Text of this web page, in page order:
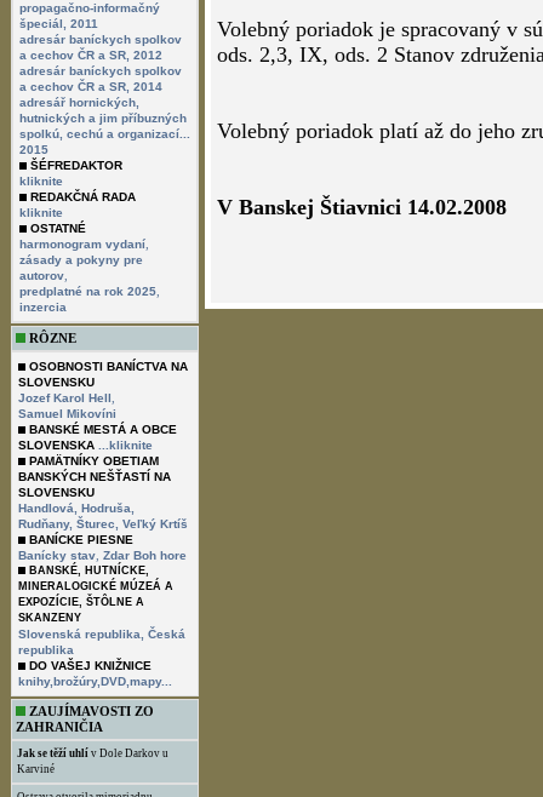
propagačno-informačný
špeciál, 2011
adresár baníckych spolkov
a cechov ČR a SR, 2012
adresár baníckych spolkov
a cechov ČR a SR, 2014
adresář hornických,
hutnických a jim příbuzných
spolkú, cechú a organizací...
2015
ŠÉFREDAKTOR
kliknite
REDAKČNÁ RADA
kliknite
OSTATNÉ
harmonogram vydaní
zásady a pokyny pre
autorov
predplatné na rok 2025
inzercia
RÔZNE
OSOBNOSTI BANÍCTVA NA
SLOVENSKU
Jozef Karol Hell
Samuel Mikovíni
BANSKÉ MESTÁ A OBCE
SLOVENSKA
...kliknite
PAMÄTNÍKY OBETIAM
BANSKÝCH NEŠŤASTÍ NA
SLOVENSKU
Handlová,
Hodruša,
Rudňany, Šturec,
Veľký Krtíš
BANÍCKE PIESNE
Banícky stav Zdar Boh hore
BANSKÉ, HUTNÍCKE,
MINERALOGICKÉ MÚZEÁ A
EXPOZÍCIE, ŠTÔLNE A
SKANZENY
Slovenská republika,
Česká
republika
DO VAŠEJ KNIŽNICE
knihy,brožúry,DVD,mapy...
ZAUJÍMAVOSTI ZO
ZAHRANIČIA
Jak se těží uhlí v Dole Darkov u
Karviné
Volebný poriadok je spracovaný v
ods. 2,3, IX, ods. 2 Stanov
Volebný poriadok platí až do jeho
V Banskej Štiavnici 14.02.2008